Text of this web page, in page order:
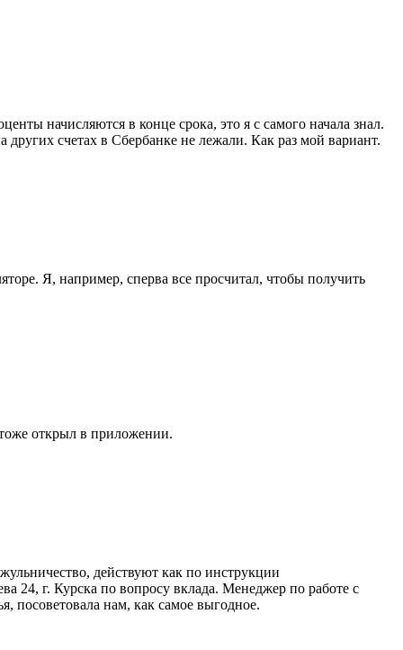
начисляются в конце срока, это я с самого начала знал.
счетах в Сбербанке не лежали. Как раз мой вариант.
Я, например, сперва все просчитал, чтобы получить
открыл в приложении.
действуют как по инструкции
24, г. Курска по вопросу вклада. Менеджер по работе с
посоветовала нам, как самое выгодное.